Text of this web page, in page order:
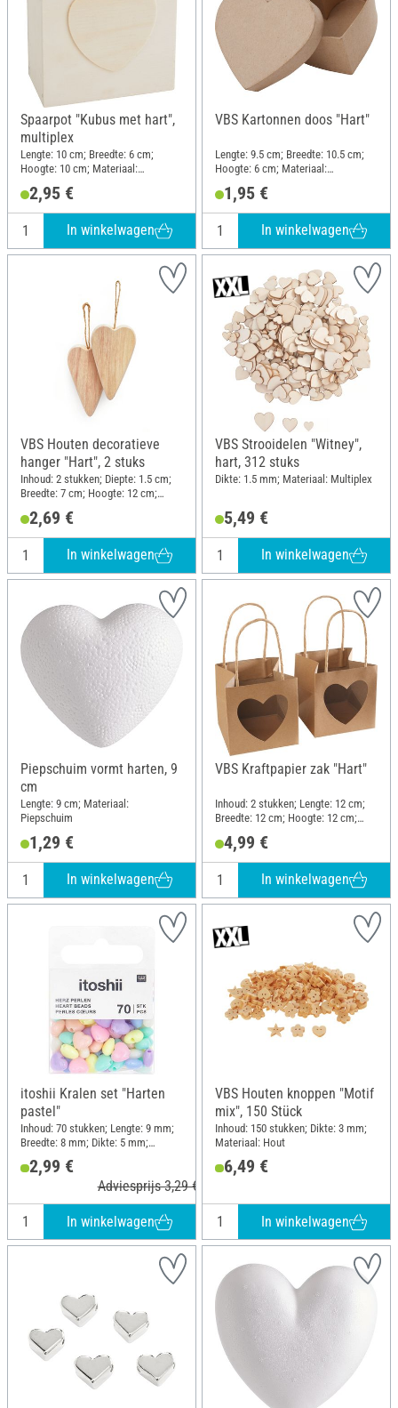
Spaarpot "Kubus met hart",
multiplex
Lengte: 10 cm; Breedte: 6 cm;
Hoogte: 10 cm; Materiaal:
2,95 €
In winkelwagen
VBS Kartonnen doos "Hart"
Lengte: 9.5 cm; Breedte: 10.5 cm;
Hoogte: 6 cm; Materiaal:
1,95 €
In winkelwagen
VBS Houten decoratieve
hanger "Hart", 2 stuks
Inhoud: 2 stukken; Diepte: 1.5 cm;
Breedte: 7 cm; Hoogte: 12 cm;
2,69 €
In winkelwagen
VBS Strooidelen "Witney",
hart, 312 stuks
Dikte: 1.5 mm; Materiaal: Multiplex
5,49 €
In winkelwagen
Piepschuim vormt harten, 9
cm
Lengte: 9 cm; Materiaal:
Piepschuim
1,29 €
In winkelwagen
VBS Kraftpapier zak "Hart"
Inhoud: 2 stukken; Lengte: 12 cm;
Breedte: 12 cm; Hoogte: 12 cm;
4,99 €
In winkelwagen
itoshii Kralen set "Harten
pastel"
Inhoud: 70 stukken; Lengte: 9 mm;
Breedte: 8 mm; Dikte: 5 mm;
Materiaal: Kunststof
2,99 €
Adviesprijs 3,29 €
In winkelwagen
VBS Houten knoppen "Motif
mix", 150 Stück
Inhoud: 150 stukken; Dikte: 3 mm;
Materiaal: Hout
6,49 €
In winkelwagen